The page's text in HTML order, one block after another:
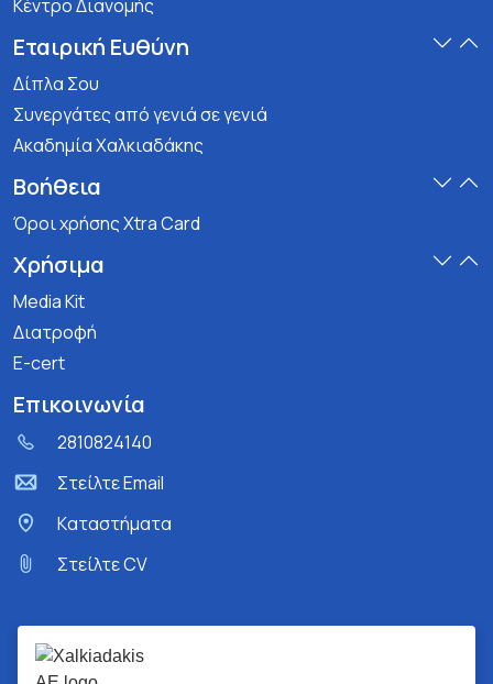
Κέντρο Διανομής
Εταιρική Ευθύνη
Δίπλα Σου
Συνεργάτες από γενιά σε γενιά
Ακαδημία Χαλκιαδάκης
Βοήθεια
Όροι χρήσης Xtra Card
Χρήσιμα
Media Kit
Διατροφή
E-cert
Επικοινωνία
2810824140
Στείλτε Email
Kαταστήματα
Στείλτε CV